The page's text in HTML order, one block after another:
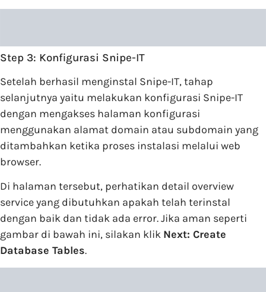
Step 3: Konfigurasi Snipe-IT
Setelah berhasil menginstal Snipe-IT, tahap
selanjutnya yaitu melakukan konfigurasi Snipe-IT
dengan mengakses halaman konfigurasi
menggunakan alamat domain atau subdomain yang
ditambahkan ketika proses instalasi melalui web
browser.
Di halaman tersebut, perhatikan detail overview
service yang dibutuhkan apakah telah terinstal
dengan baik dan tidak ada error. Jika aman seperti
gambar di bawah ini, silakan klik Next: Create
Database Tables.